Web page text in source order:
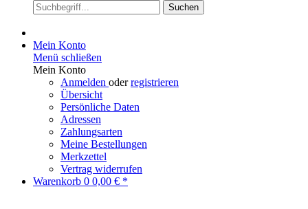
Suchen
Mein Konto
Menü schließen
Mein Konto
Anmelden oderregistrieren
Übersicht
Persönliche Daten
Adressen
Zahlungsarten
Meine Bestellungen
Merkzettel
Vertrag widerrufen
Warenkorb 0 0,00 € *